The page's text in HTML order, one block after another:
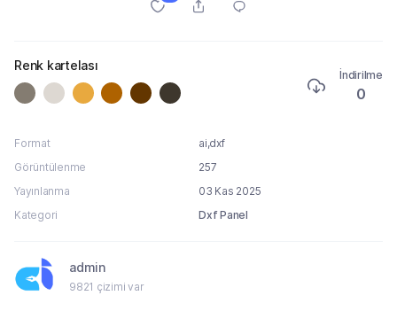
Renk kartelası
İndirilme
0
Format
ai,dxf
Görüntülenme
257
Yayınlanma
03 Kas 2025
Kategori
Dxf Panel
admin
9821 çizimi var